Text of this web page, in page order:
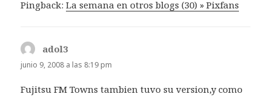
Pingback:La semana en otros blogs (30) » Pixfans
adol3
junio 9, 2008 a las 8:19 pm
Fujitsu FM Towns tambien tuvo su version,y como